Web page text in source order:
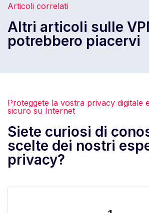
Articoli correlati
Altri articoli sulle
potrebbero piacervi
Proteggete la vostra privacy digitale
sicuro su Internet
Siete curiosi di
scelte dei nostri
privacy?